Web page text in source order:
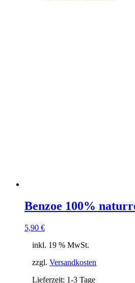
Benzoe 100%
5,90 €
inkl. 19 % MwSt.
zzgl. Versandkosten
Lieferzeit: 1-3 Tage